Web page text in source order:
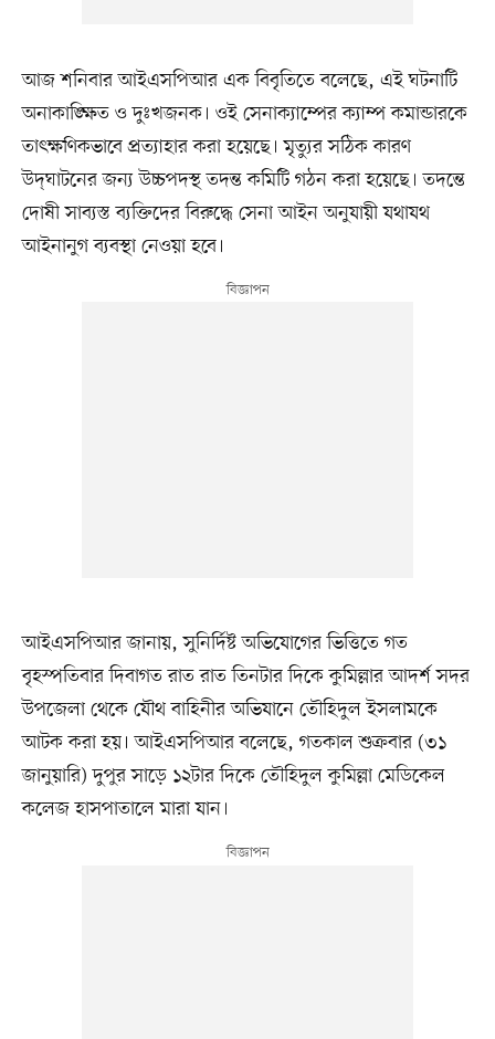
আজ শনিবার আইএসপিআর এক বিবৃতিতে বলেছে, এই ঘটনাটি
অনাকাঙ্ক্ষিত ও দুঃখজনক। ওই সেনাক্যাম্পের ক্যাম্প কমান্ডারকে
তাৎক্ষণিকভাবে প্রত্যাহার করা হয়েছে। মৃত্যুর সঠিক কারণ
উদ্‌ঘাটনের জন্য উচ্চপদস্থ তদন্ত কমিটি গঠন করা হয়েছে। তদন্তে
দোষী সাব্যস্ত ব্যক্তিদের বিরুদ্ধে সেনা আইন অনুযায়ী যথাযথ
আইনানুগ ব্যবস্থা নেওয়া হবে।
আইএসপিআর জানায়, সুনির্দিষ্ট অভিযোগের ভিত্তিতে গত
বৃহস্পতিবার দিবাগত রাত রাত তিনটার দিকে কুমিল্লার আদর্শ সদর
উপজেলা থেকে যৌথ বাহিনীর অভিযানে তৌহিদুল ইসলামকে
আটক করা হয়। আইএসপিআর বলেছে, গতকাল শুক্রবার (৩১
জানুয়ারি) দুপুর সাড়ে ১২টার দিকে তৌহিদুল কুমিল্লা মেডিকেল
কলেজ হাসপাতালে মারা যান।